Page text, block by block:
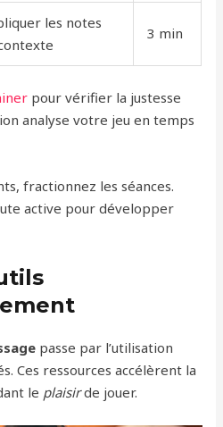
les notes
3 min
pour vérifier la justesse
analyse votre jeu en temps
fractionnez les séances.
active pour développer
passe par l’utilisation
Ces ressources accélèrent la
le plaisirde jouer.